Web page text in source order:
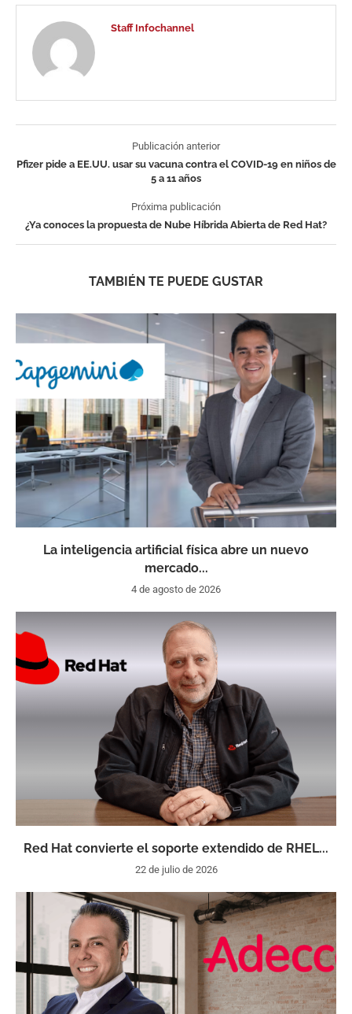
Staff Infochannel
Publicación anterior
Pfizer pide a EE.UU. usar su vacuna contra el COVID-19 en niños de
5 a 11 años
Próxima publicación
¿Ya conoces la propuesta de Nube Híbrida Abierta de Red Hat?
TAMBIÉN TE PUEDE GUSTAR
La inteligencia artificial física abre un nuevo
mercado...
4 de agosto de 2026
Red Hat convierte el soporte extendido de RHEL...
22 de julio de 2026